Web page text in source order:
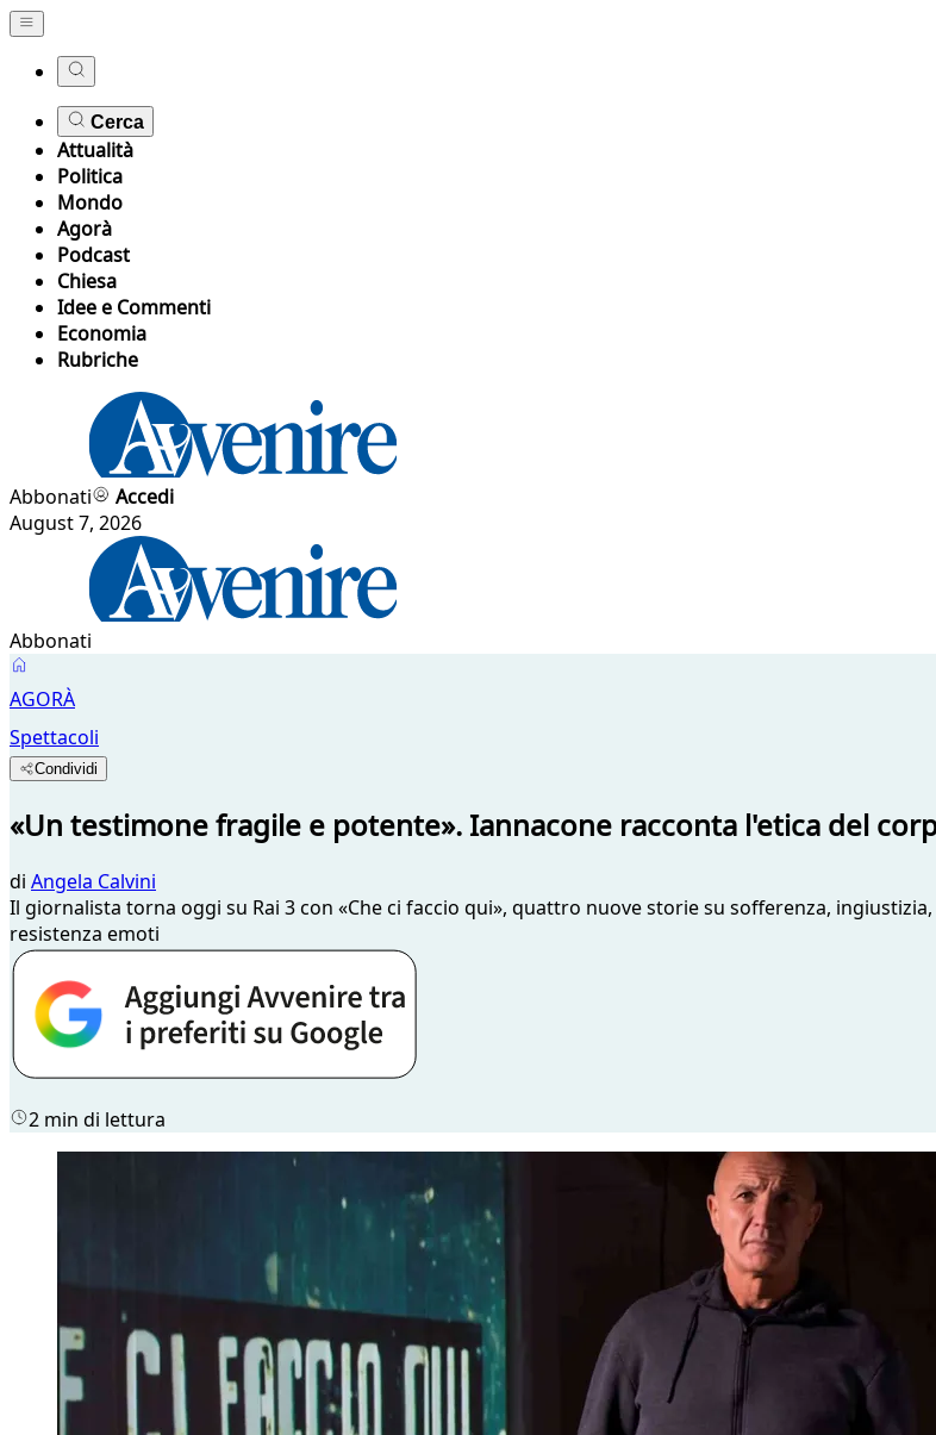
Cerca
Attualità
Politica
Mondo
Agorà
Podcast
Chiesa
Idee e Commenti
Economia
Rubriche
Abbonati
Accedi
August 7, 2026
Abbonati
AGORÀ
Spettacoli
Condividi
«Un testimone fragile e potente». Iannacone racconta l'etica del
di Angela Calvini
Il giornalista torna oggi su Rai 3 con «Che ci faccio qui», quattro nuove storie su sofferenza,
resistenza emoti
2 min di lettura